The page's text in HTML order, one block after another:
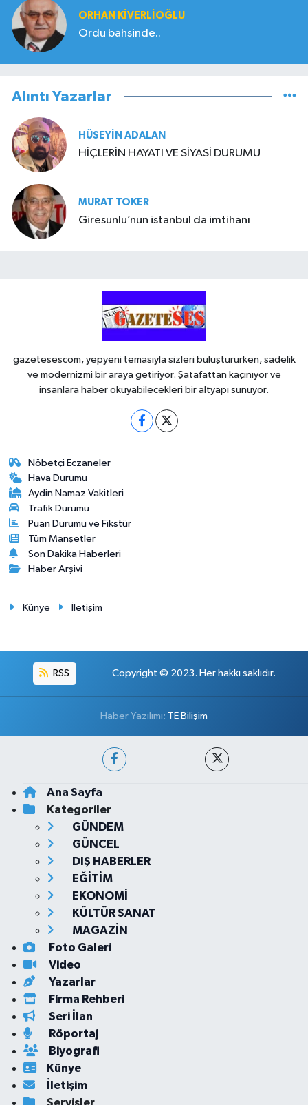
ORHAN KIVERLIOĞLU
Ordu bahsinde..
Alıntı Yazarlar
HÜSEYIN ADALAN
HİÇLERİN HAYATI VE SİYASİ DURUMU
MURAT TOKER
Giresunlu’nun istanbul da imtihanı
gazetesescom, yepyeni temasıyla sizleri buluştururken, sadelik
ve modernizmi bir araya getiriyor. Şatafattan kaçınıyor ve
insanlara haber okuyabilecekleri bir altyapı sunuyor.
Nöbetçi Eczaneler
Hava Durumu
Aydin Namaz Vakitleri
Trafik Durumu
Puan Durumu ve Fikstür
Tüm Manşetler
Son Dakika Haberleri
Haber Arşivi
Künye İletişim
RSS Copyright © 2023. Her hakkı saklıdır.
Haber Yazılımı: TE Bilişim
Ana Sayfa
Kategoriler
GÜNDEM
GÜNCEL
DIŞ HABERLER
EĞİTİM
EKONOMİ
KÜLTÜR SANAT
MAGAZİN
Foto Galeri
Video
Yazarlar
Firma Rehberi
Seri İlan
Röportaj
Biyografi
Künye
İletişim
Servisler